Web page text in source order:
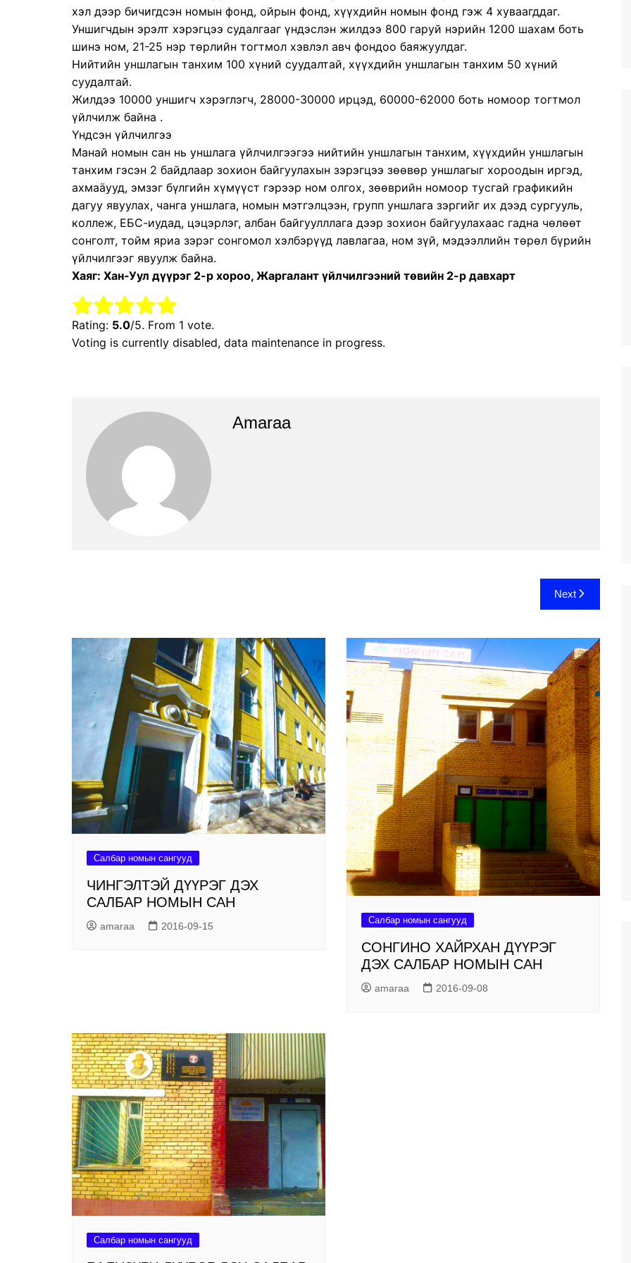
хэл дээр бичигдсэн номын фонд, ойрын фонд, хүүхдийн номын фонд гэж 4 хуваагддаг.
Уншигчдын эрэлт хэрэгцээ судалгааг үндэслэн жилдээ 800 гаруй нэрийн 1200 шахам боть
шинэ ном, 21-25 нэр төрлийн тогтмол хэвлэл авч фондоо баяжуулдаг.
Нийтийн уншлагын танхим 100 хүний суудалтай, хүүхдийн уншлагын танхим 50 хүний
суудалтай.
Жилдээ 10000 уншигч хэрэглэгч, 28000-30000 ирцэд, 60000-62000 боть номоор тогтмол
үйлчилж байна .
Үндсэн үйлчилгээ
Манай номын сан нь уншлага үйлчилгээгээ нийтийн уншлагын танхим, хүүхдийн уншлагын
танхим гэсэн 2 байдлаар зохион байгуулахын зэрэгцээ зөөвөр уншлагыг хороодын иргэд,
ахмаäууд, эмзэг бүлгийн хүмүүст гэрээр ном олгох, зөөврийн номоор тусгай графикийн
дагуу явуулах, чанга уншлага, номын мэтгэлцээн, групп уншлага зэргийг их дээд сургууль,
коллеж, ЕБС-иудад, цэцэрлэг, албан байгуулллага дээр зохион байгуулахаас гадна чөлөөт
сонголт, тойм яриа зэрэг сонгомол хэлбэрүүд лавлагаа, ном зүй, мэдээллийн төрөл бүрийн
үйлчилгээг явуулж байна.
Хаяг: Хан-Уул дүүрэг 2-р хороо, Жаргалант үйлчилгээний төвийн 2-р давхарт
Rating: 5.0/5. From 1 vote.
Voting is currently disabled, data maintenance in progress.
Amaraa
Next
Салбар номын сангууд
ЧИНГЭЛТЭЙ ДҮҮРЭГ ДЭХ
САЛБАР НОМЫН САН
amaraa 2016-09-15
Салбар номын сангууд
СОНГИНО ХАЙРХАН ДҮҮРЭГ
ДЭХ САЛБАР НОМЫН САН
amaraa 2016-09-08
Салбар номын сангууд